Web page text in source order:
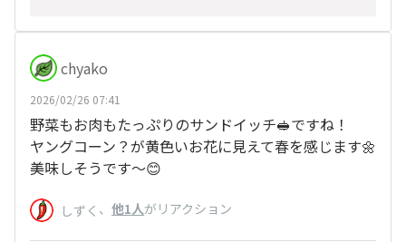
chyako
2026/02/26 07:41
野菜もお肉もたっぷりのサンドイッチ🥪ですね！
ヤングコーン？が黄色いお花に見えて春を感じます🌼
美味しそうです～😊
しずく 、 他1人がリアクション